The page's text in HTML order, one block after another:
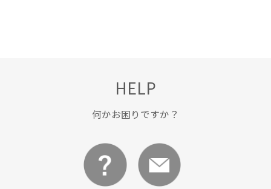
HELP
何かお困りですか？